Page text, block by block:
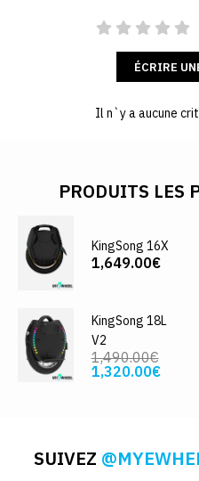
ÉCRIRE
Il n`y a aucune
PRODUITS LES
KingSong 16X
1,649.00€
KingSong 18L
V2
1,490.00€
1,320.00€
SUIVEZ